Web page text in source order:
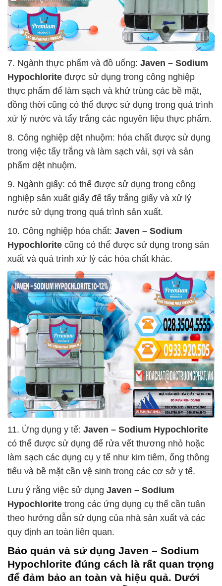
7. Ngành thực phẩm và đồ uống: Javen – Sodium
Hypochlorite được sử dụng trong công nghiệp
thực phẩm để làm sạch và khử trùng các bề mặt,
đồng thời cũng có thể được sử dụng trong quá trình
xử lý nước và tẩy trắng các nguyên liệu thực phẩm.
8. Công nghiệp dệt nhuộm: hóa chất được sử dụng
trong việc tẩy trắng và làm sạch vải, sợi và sản
phẩm dệt nhuộm.
9. Ngành giấy: có thể được sử dụng trong công
nghiệp sản xuất giấy để tẩy trắng giấy và xử lý
nước sử dụng trong quá trình sản xuất.
10. Công nghiệp hóa chất: Javen – Sodium
Hypochlorite cũng có thể được sử dụng trong sản
xuất và quá trình xử lý các hóa chất khác.
11. Ứng dụng y tế: Javen – Sodium Hypochlorite
có thể được sử dụng để rửa vết thương nhỏ hoặc
làm sạch các dụng cụ y tế như kim tiêm, ống thông
tiểu và bề mặt cần vệ sinh trong các cơ sở y tế.
Lưu ý rằng việc sử dụng Javen – Sodium
Hypochlorite trong các ứng dụng cụ thể cần tuân
theo hướng dẫn sử dụng của nhà sản xuất và các
quy định an toàn liên quan.
Bảo quản và sử dụng Javen – Sodium
Hypochlorite đúng cách là rất quan trọng
để đảm bảo an toàn và hiệu quả. Dưới